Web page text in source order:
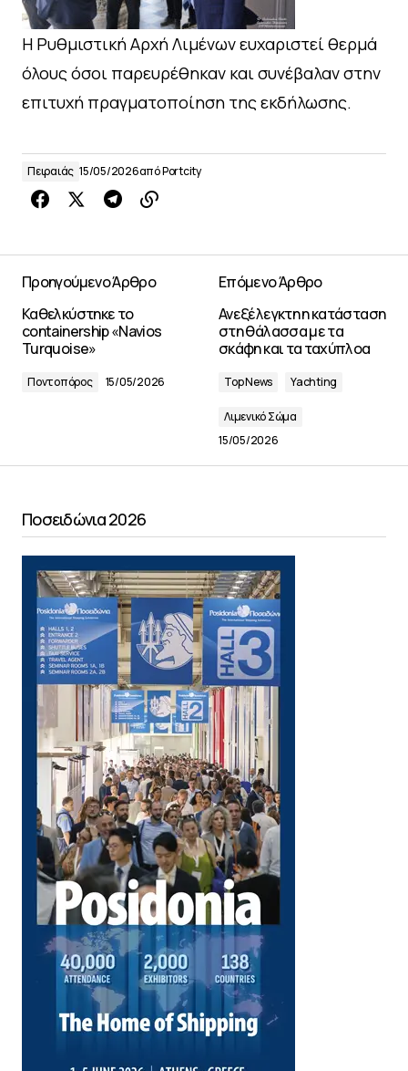
Η Ρυθμιστική Αρχή Λιμένων ευχαριστεί θερμά
όλους όσοι παρευρέθηκαν και συνέβαλαν στην
επιτυχή πραγματοποίηση της εκδήλωσης.
Πειραιάς 15/05/2026απόPortcity
Προηγούμενο Άρθρο
Καθελκύστηκε το
containership «Navios
Turquoise»
Ποντοπόρος 15/05/2026
Επόμενο Άρθρο
Ανεξέλεγκτη η κατάσταση
στη θάλασσα με τα
σκάφη και τα ταχύπλοα
Top News Yachting
Λιμενικό Σώμα
15/05/2026
Ποσειδώνια 2026